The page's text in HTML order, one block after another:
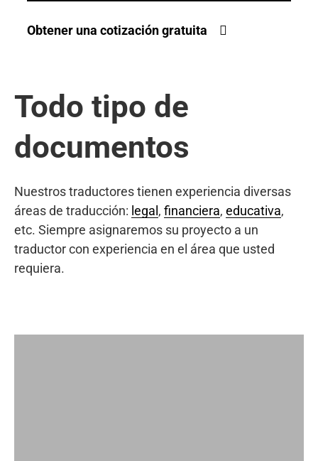
Obtener una cotización gratuita
Todo tipo de
documentos
Nuestros traductores tienen experiencia diversas
áreas de traducción: legal , financiera, educativa,
etc. Siempre asignaremos su proyecto a un
traductor con experiencia en el área que usted
requiera.